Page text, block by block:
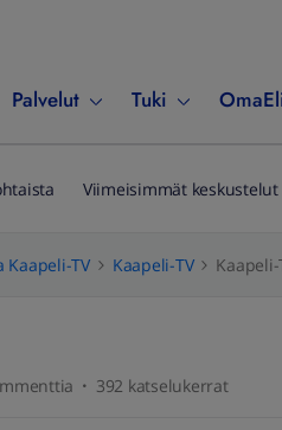
Palvelut Tuki
Viimeisimmät keskustelut
Kaapeli-TV Kaapeli-TV
392 katselukerrat